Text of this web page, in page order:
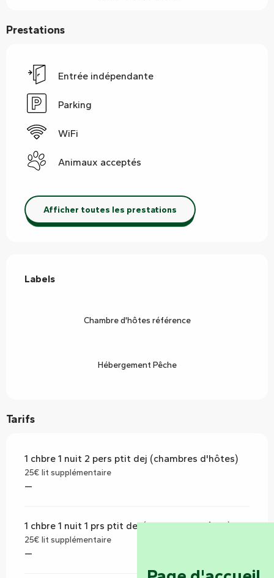
Prestations
Entrée indépendante
Parking
WiFi
Animaux acceptés
Afficher toutes les prestations
Labels
Labels
Chambre d'hôtes référence
Hébergement Pêche
Tarifs
1 chbre 1 nuit 2 pers ptit dej (chambres d'hôtes)
25€ lit supplémentaire
—
1 chbre 1 nuit 1 prs ptit dej (chambres d'hôtes)
25€ lit supplémentaire
—